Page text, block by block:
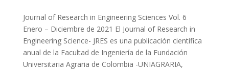
Journal of Research in Engineering Sciences Vol. 6
Enero – Diciembre de 2021 El Journal of Research in
Engineering Science- JRES es una publicación científica
anual de la Facultad de Ingeniería de la Fundación
Universitaria Agraria de Colombia -UNIAGRARIA,